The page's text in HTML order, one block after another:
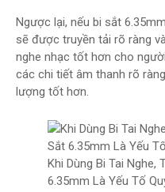
Ngược lại, nếu bi sắt
sẽ được truyền tải rõ ràng
nghe nhạc tốt hơn cho
các chi tiết âm thanh rõ
lượng tốt hơn.
Khi Dùng Bi Tai Nghe,
6.35mm Là Yếu Tố